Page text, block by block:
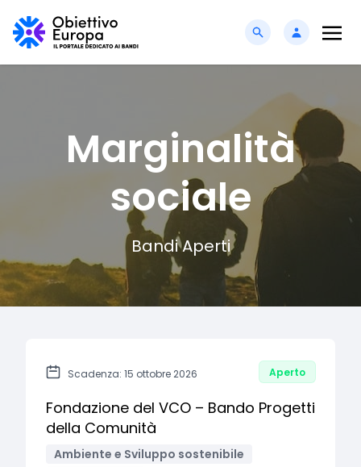
Marginalità
sociale
Bandi Aperti
Scadenza: 15 ottobre 2026 Aperto
Fondazione del VCO – Bando Progetti
della Comunità
Ambiente e Sviluppo sostenibile